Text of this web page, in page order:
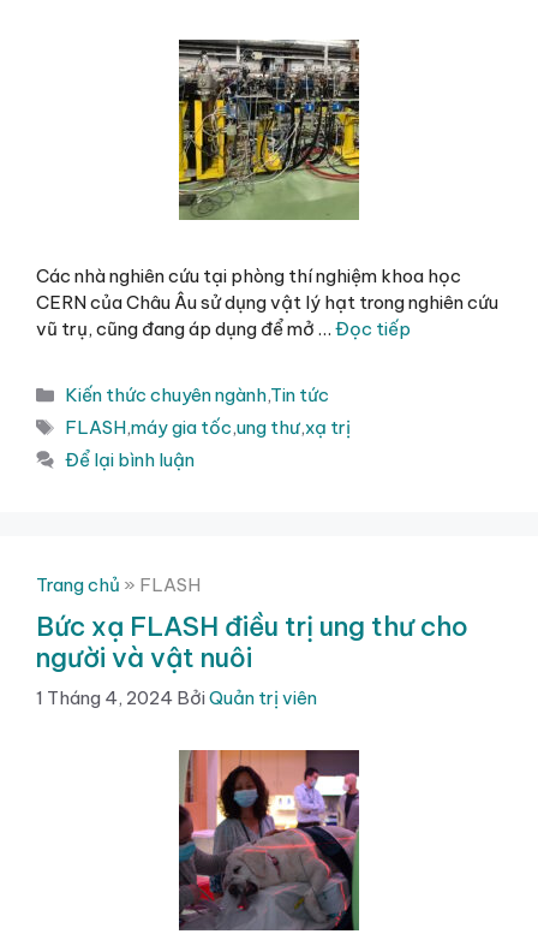
Các nhà nghiên cứu tại phòng thí nghiệm khoa học
CERN của Châu Âu sử dụng vật lý hạt trong nghiên cứu
vũ trụ, cũng đang áp dụng để mở … Đọc tiếp
Danh
mục
Kiến thức chuyên ngành,Tin tức
Thẻ
FLASH,máy gia tốc,ung thư,xạ trị
Để lại bình luận
Trang chủ » FLASH
Bức xạ FLASH điều trị ung thư cho
người và vật nuôi
1 Tháng 4, 2024 BởiQuản trị viên